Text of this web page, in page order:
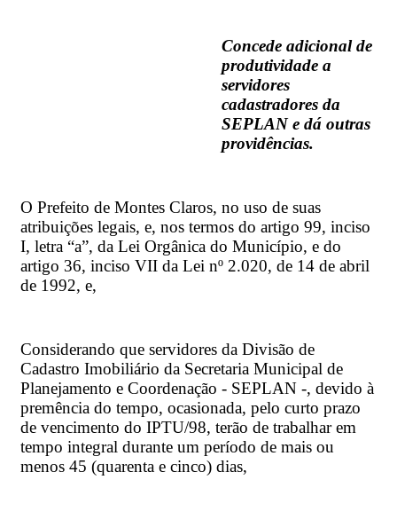
Concede adicional de
produtividade a
servidores
cadastradores da
SEPLAN e dá outras
providências.
O Prefeito de Montes Claros, no uso de suas
atribuições legais, e, nos termos do artigo 99, inciso
I, letra “a”, da Lei Orgânica do Município, e do
artigo 36, inciso VII da Lei nº 2.020, de 14 de abril
de 1992, e,
Considerando que servidores da Divisão de
Cadastro Imobiliário da Secretaria Municipal de
Planejamento e Coordenação - SEPLAN -, devido à
premência do tempo, ocasionada, pelo curto prazo
de vencimento do IPTU/98, terão de trabalhar em
tempo integral durante um período de mais ou
menos 45 (quarenta e cinco) dias,